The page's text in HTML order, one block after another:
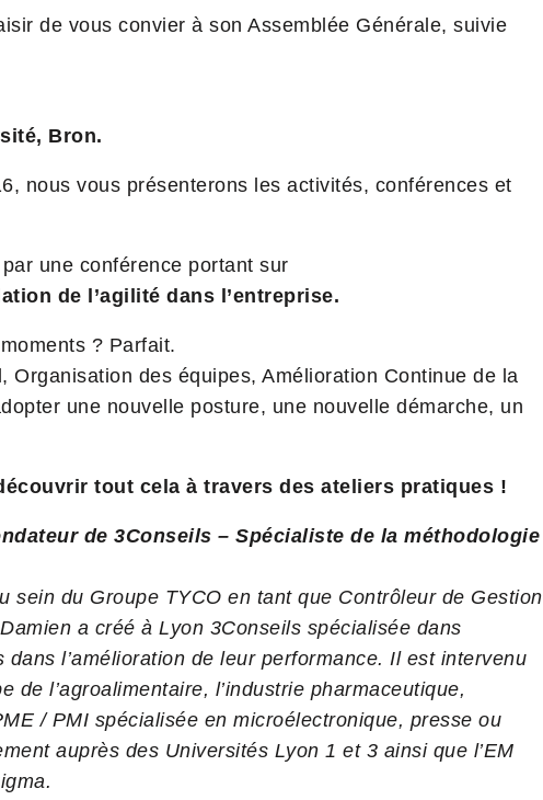
de vous convier à son Assemblée Générale, suivie
Bron.
nous vous présenterons les activités, conférences et
une conférence portant sur
de l’agilité dans l’entreprise.
? Parfait.
Organisation des équipes, Amélioration Continue de la
une nouvelle posture, une nouvelle démarche, un
tout cela à travers des ateliers pratiques !
de 3Conseils – Spécialiste de la méthodologie
sein du Groupe TYCO en tant que Contrôleur de Gestion
a créé à Lyon 3Conseils spécialisée dans
dans l’amélioration de leur performance. Il est intervenu
de l’agroalimentaire, l’industrie pharmaceutique,
/ PMI spécialisée en microélectronique, presse ou
auprès des Universités Lyon 1 et 3 ainsi que l’EM